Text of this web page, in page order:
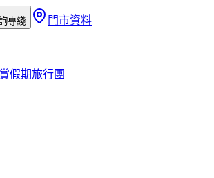
專綫 門市資料
假期旅行團